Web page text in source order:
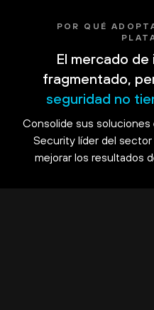
POR QUÉ
El mercado
fragmentado,
seguridad no
Consolide sus soluciones
Security líder del sector
mejorar los resultados